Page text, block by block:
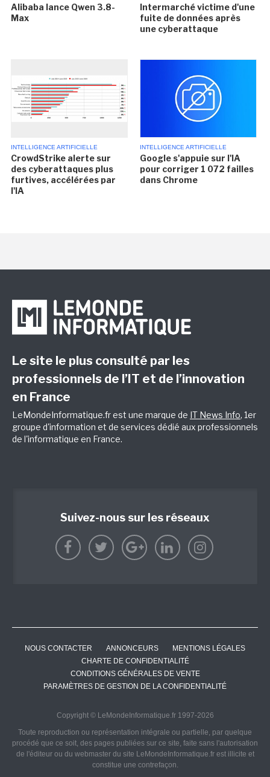
Alibaba lance Qwen 3.8-
Max
Intermarché victime d'une
fuite de données après
une cyberattaque
INTELLIGENCE ARTIFICIELLE
CrowdStrike alerte sur
des cyberattaques plus
furtives, accélérées par
l'IA
INTELLIGENCE ARTIFICIELLE
Google s'appuie sur l'IA
pour corriger 1 072 failles
dans Chrome
Le site le plus consulté par les
professionnels de l’IT et de l’innovation
en France
LeMondeInformatique.fr est une marque de IT News Info, 1er
groupe d'information et de services dédié aux professionnels
de l'informatique en France.
Suivez-nous sur les réseaux
NOUS CONTACTER ANNONCEURS
MENTIONS LÉGALES
CHARTE DE CONFIDENTIALITÉ
CONDITIONS GÉNÉRALES DE VENTE
PARAMÈTRES DE GESTION DE LA CONFIDENTIALITÉ
Copyright © LeMondeInformatique.fr 1997-2026
Toute reproduction ou représentation intégrale ou partielle, par quelque
procédé que ce soit, des pages publiées sur ce site, faite sans l'autorisation
de l'éditeur ou du webmaster du site LeMondeInformatique.fr est illicite et
constitue une contrefaçon.